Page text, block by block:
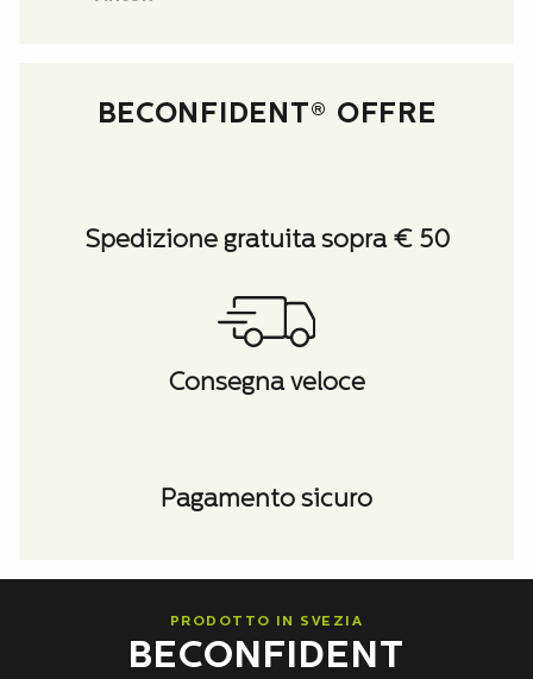
BECONFIDENT® OFFRE
Spedizione gratuita sopra € 50
Consegna veloce
Pagamento sicuro
PRODOTTO IN SVEZIA
BECONFIDENT